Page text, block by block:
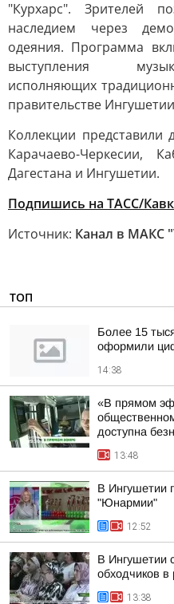
"Курхарс". Зрителей
наследием через
одеяния. Программа
выступления
исполняющих
правительстве
Коллекции
Карачаево-Черкесии,
Дагестана и Ингушетии.
Подпишись на ТАСС/
Источник: Канал в МАКС
ТОП
Более 15
оформили
14:38
«В прямом
доступна
13:48
В Ингушетии
"Юнармии"
12:52
В Ингушетии
обходчиков
13:38